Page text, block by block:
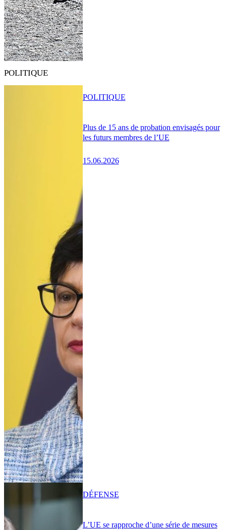
POLITIQUE
Plus de 15 ans de probation envisagés pour
les futurs membres de l’UE
15.06.2026
POLITIQUE
L’UE se rapproche d’une série de mesures
DÉFENSE